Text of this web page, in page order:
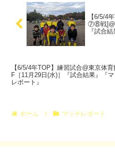
【6/5/4
⑦⑧戦]@
『試合
【6/5/4年TOP】練習試合@東京体育
F［11月29日(水)］『試合結果』『
レポート』
ホーム マッチレポート